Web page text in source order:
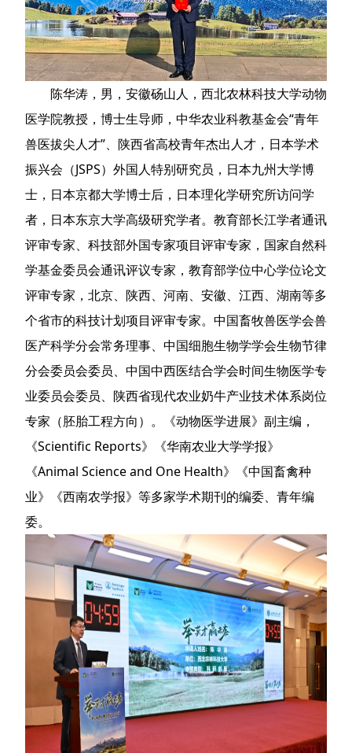
陈华涛，男，安徽砀山人，西北农林科技大学动物
医学院教授，博士生导师，中华农业科教基金会“青年
兽医拔尖人才”、陕西省高校青年杰出人才，日本学术
振兴会（JSPS）外国人特别研究员，日本九州大学博
士，日本京都大学博士后，日本理化学研究所访问学
者，日本东京大学高级研究学者。教育部长江学者通讯
评审专家、科技部外国专家项目评审专家，国家自然科
学基金委员会通讯评议专家，教育部学位中心学位论文
评审专家，北京、陕西、河南、安徽、江西、湖南等多
个省市的科技计划项目评审专家。中国畜牧兽医学会兽
医产科学分会常务理事、中国细胞生物学学会生物节律
分会委员会委员、中国中西医结合学会时间生物医学专
业委员会委员、陕西省现代农业奶牛产业技术体系岗位
专家（胚胎工程方向）。《动物医学进展》副主编，
《Scientific Reports》《华南农业大学学报》
《Animal Science and One Health》《中国畜禽种
业》《西南农学报》等多家学术期刊的编委、青年编
委。